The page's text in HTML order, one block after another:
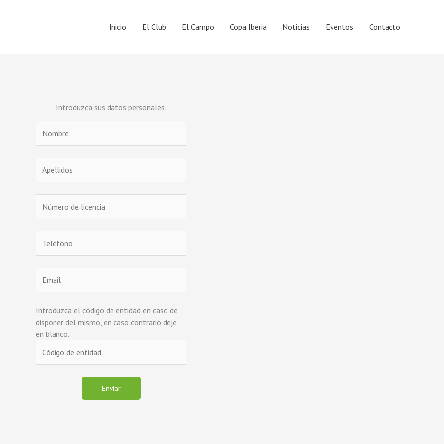
Inicio El Club El Campo Copa Iberia Noticias Eventos Contacto
Introduzca sus datos personales:
Introduzca el código de entidad en caso de
disponer del mismo, en caso contrario deje
en blanco.